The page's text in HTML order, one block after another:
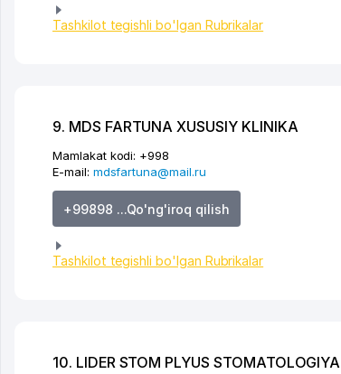
Tashkilot tegishli bo'lgan Rubrikalar
9. MDS FARTUNA XUSUSIY KLINIKA
Mamlakat kodi: +998
E-mail: mdsfartuna@mail.ru
+99898 ...Qo'ng'iroq qilish
Tashkilot tegishli bo'lgan Rubrikalar
10. LIDER STOM PLYUS STOMATOLOGIYA